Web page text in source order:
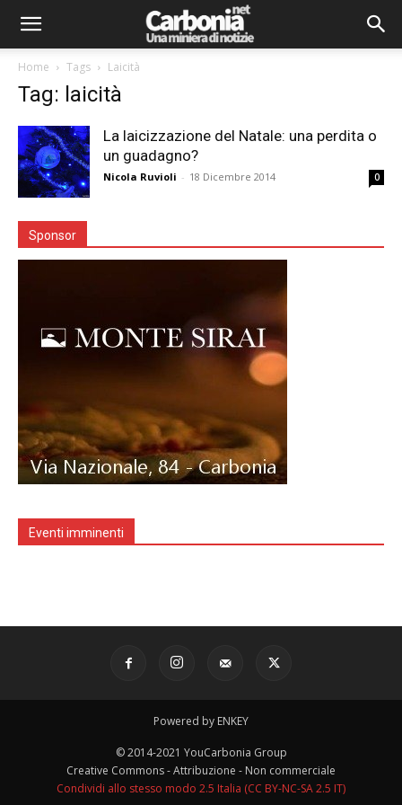
Home Tags Laicità
Tag: laicità
La laicizzazione del Natale: una perdita o
un guadagno?
Nicola Ruvioli - 18 Dicembre 2014 0
Sponsor
Eventi imminenti
Powered by ENKEY
© 2014-2021 YouCarbonia Group
Creative Commons - Attribuzione - Non commerciale
Condividi allo stesso modo 2.5 Italia (CC BY-NC-SA 2.5 IT)